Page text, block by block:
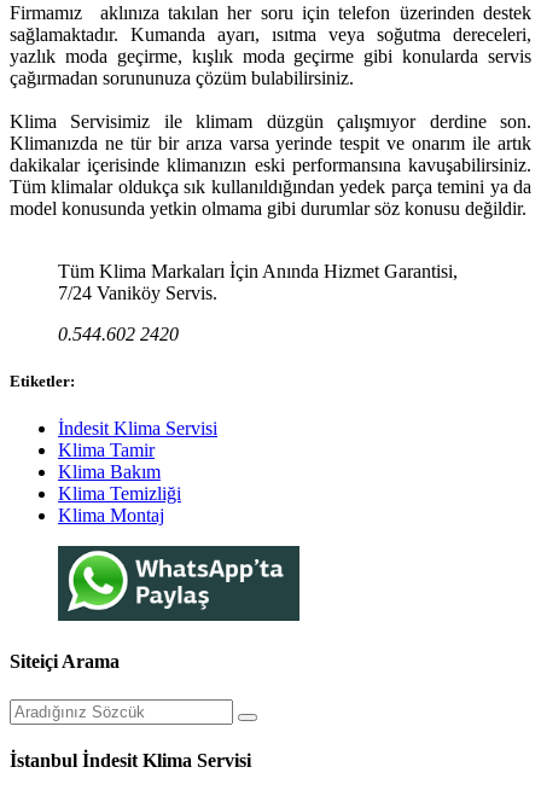
Firmamız aklınıza takılan her soru için telefon üzerinden destek
sağlamaktadır. Kumanda ayarı, ısıtma veya soğutma dereceleri,
yazlık moda geçirme, kışlık moda geçirme gibi konularda servis
çağırmadan sorununuza çözüm bulabilirsiniz.
Klima Servisimiz ile klimam düzgün çalışmıyor derdine son.
Klimanızda ne tür bir arıza varsa yerinde tespit ve onarım ile artık
dakikalar içerisinde klimanızın eski performansına kavuşabilirsiniz.
Tüm klimalar oldukça sık kullanıldığından yedek parça temini ya da
model konusunda yetkin olmama gibi durumlar söz konusu değildir.
Tüm Klima Markaları İçin Anında Hizmet Garantisi,
7/24 Vaniköy Servis.
0.544.602 2420
Etiketler:
İndesit Klima Servisi
Klima Tamir
Klima Bakım
Klima Temizliği
Klima Montaj
Siteiçi Arama
İstanbul İndesit Klima Servisi